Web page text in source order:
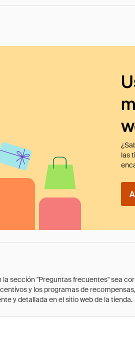
las
sección "Preguntas frecuentes" sea
y los programas de
y detallada en el sitio web de la tienda.